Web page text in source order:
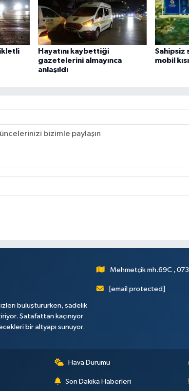
Hayatını kaybettiği
gazetelerini almayınca
anlaşıldı
Sahipsiz
mobil
buluştururken, sadelik
Şatafattan kaçınıyor
bir altyapı sunuyor.
Mehmetçik mh.69C ,
[email protected]
Hava Durumu
Son Dakika Haberleri